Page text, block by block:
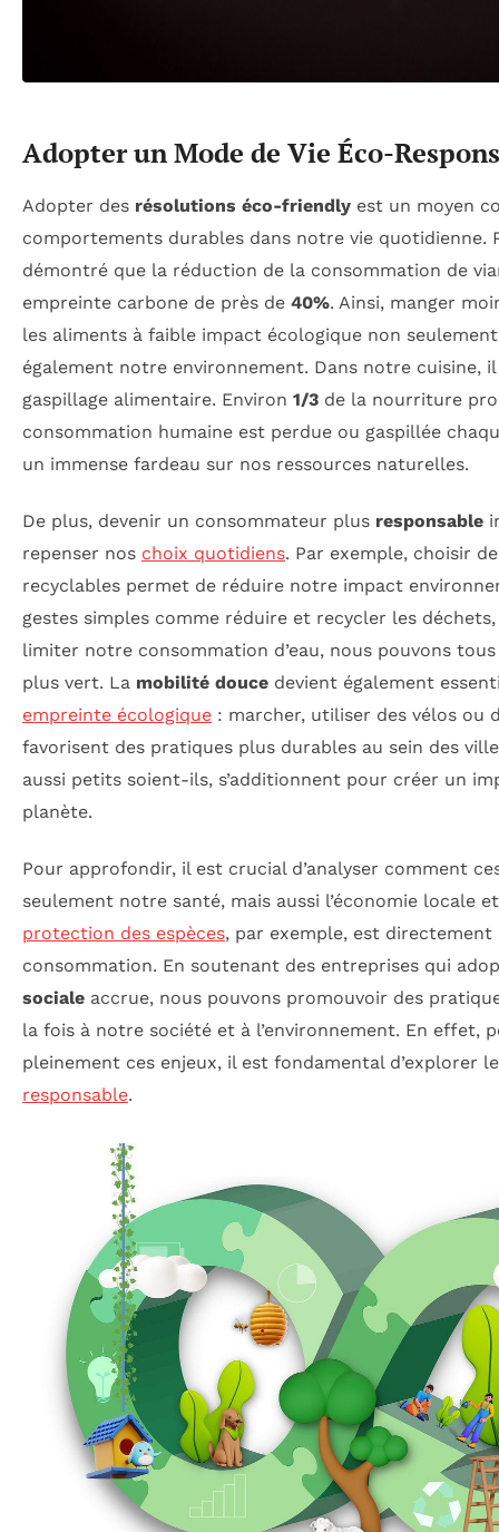
Adopter un Mode de Vie Éco-
Adopter des résolutions éco-friendly est un moyen
comportements durables dans notre vie quotidienne.
démontré que la réduction de la consommation de
empreinte carbone de près de 40%. Ainsi, manger
les aliments à faible impact écologique non
également notre environnement. Dans notre cuisine, il
gaspillage alimentaire. Environ 1/3 de la nourriture
consommation humaine est perdue ou gaspillée
un immense fardeau sur nos ressources naturelles.
De plus, devenir un consommateur plus responsable
repenser nos choix quotidiens. Par exemple, choisir
recyclables permet de réduire notre impact
gestes simples comme réduire et recycler les déchets,
limiter notre consommation d’eau, nous pouvons
plus vert. La mobilité douce devient également
empreinte écologique : marcher, utiliser des vélos ou
favorisent des pratiques plus durables au sein des
aussi petits soient-ils, s’additionnent pour créer un
planète.
Pour approfondir, il est crucial d’analyser comment
seulement notre santé, mais aussi l’économie locale
protection des espèces, par exemple, est directement
consommation. En soutenant des entreprises qui
sociale accrue, nous pouvons promouvoir des
la fois à notre société et à l’environnement. En effet,
pleinement ces enjeux, il est fondamental d’explorer
responsable.